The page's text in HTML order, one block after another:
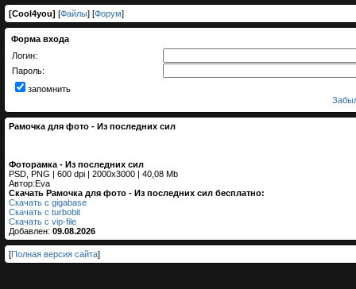
[Cool4you] [Файлы] [Форум]
Форма входа
Логин:
Пароль:
запомнить
Рамочка для фото - Из последних сил
Фоторамка - Из последних сил
PSD, PNG | 600 dpi | 2000x3000 | 40,08 Mb
Автор:Eva
Скачать Рамочка для фото - Из последних сил бесплатно:
Скачать с gigabase
Скачать с turbobit
Скачать с vip-file
Добавлен: 09.08.2026
[Полная версия сайта]